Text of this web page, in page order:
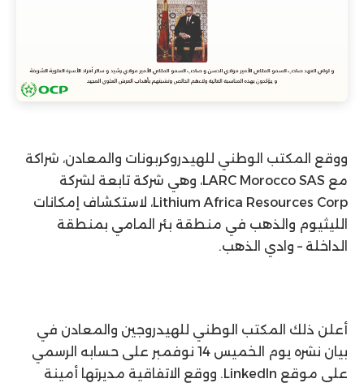
ووقع المكتب الوطني للهيدروكربونات والمعادن، شراكة
مع LARC Morocco SAS، وهي شركة تابعة لشركة
Lithium Africa Resources Corp، لاستكشاف إمكانات
الليثيوم والذهب في منطقة بئر المامي بمنطقة
الداخلة – وادي الذهب.
أعلن ذلك المكتب الوطني للهيدروجين والمعادن في
بيان نشره يوم الخميس 14 نوفمبر على حسابه الرسمي
على موقع LinkedIn. ووقع الاتفاقية مديرتها أمينة